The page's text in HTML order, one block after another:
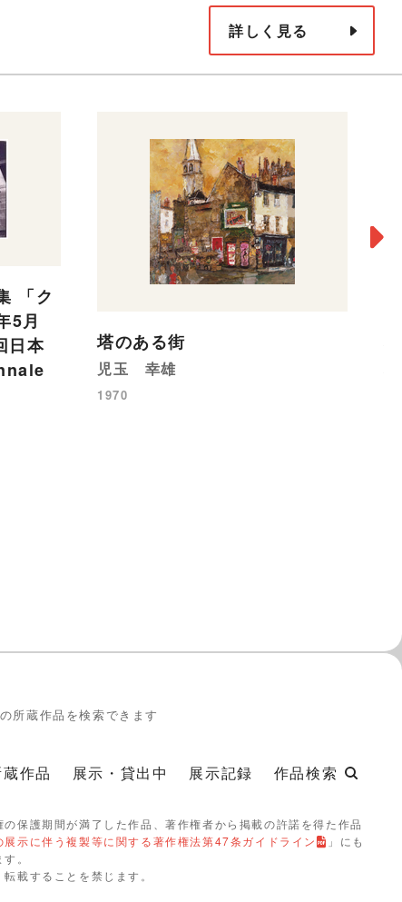
詳しく見る
「ク
5月
日本
塔のある街
児玉 幸雄
1970
所蔵作品を検索できます
作品 展示・貸出中 展示記録 作品検索
保護期間が満了した作品、著作権者から掲載の許諾を得た作品
展示に伴う複製等に関する著作権法第47条ガイドライン
」にも
。
載することを禁じます。